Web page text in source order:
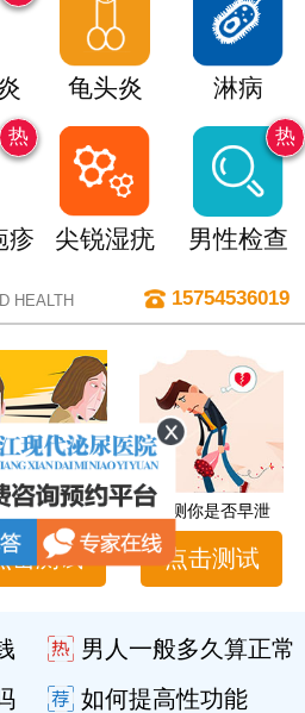
龟头炎 淋病
热
疹 尖锐湿疣
热
男性检查
HEALTH 15754536019
功能障碍自测
击测试
测测你是否早泄
点击测试
男人一般多久算正常
如何提高性功能